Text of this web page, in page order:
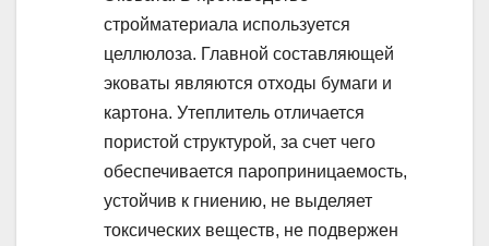
стройматериала используется
целлюлоза. Главной составляющей
эковаты являются отходы бумаги и
картона. Утеплитель отличается
пористой структурой, за счет чего
обеспечивается пароприницаемость,
устойчив к гниению, не выделяет
токсических веществ, не подвержен